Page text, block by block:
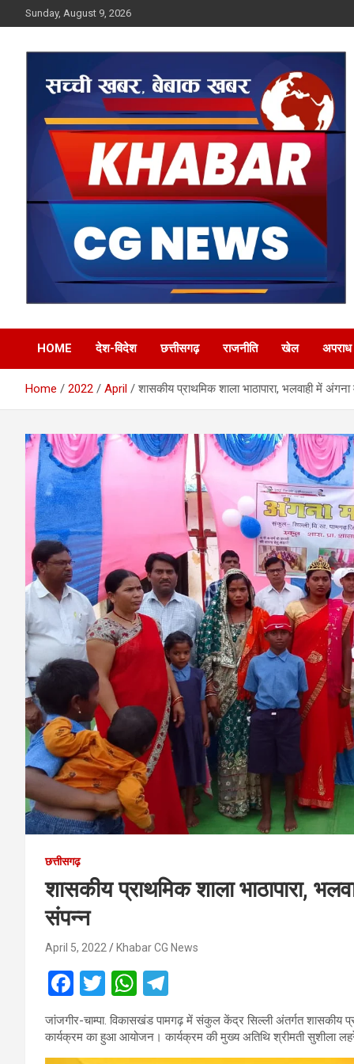
to
Sunday, August 9, 2026
Khabar CG News
HOME देश-विदेश छत्तीसगढ़ राजनीति खेल अपराध
Home 2022 April शासकीय प्राथमिक शाला भाठापारा, भलवाही में
छत्तीसगढ़
शासकीय प्राथमिक शाला भाठापारा,
संपन्न
April 5, 2022 Khabar CG News
F
a
ce
T
wi
tt
W
h
at
el
e
जांजगीर-चाम्पा. विकासखंड पामगढ़ में संकुल केंद्र सिल्ली अंतर्गत शासकीय
कार्यक्रम का हुआ आयोजन। कार्यक्रम की मुख्य अतिथि श्रीमती सुशीला